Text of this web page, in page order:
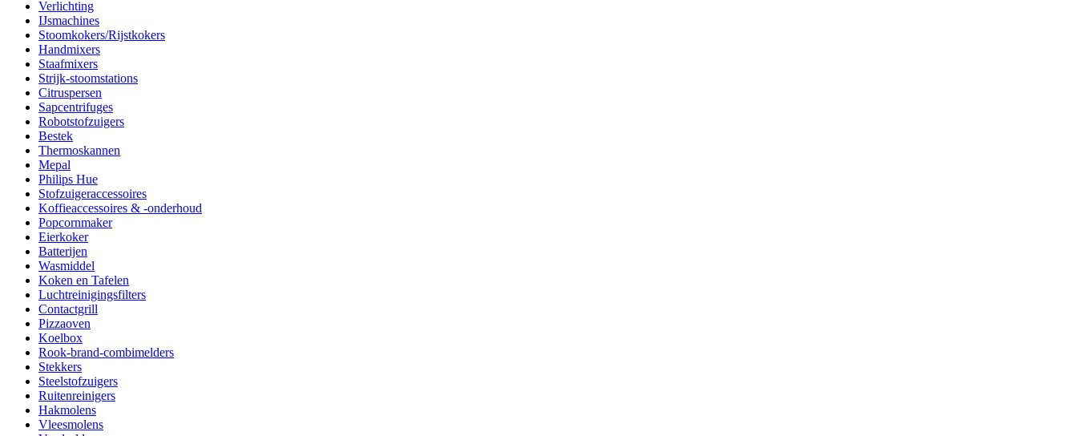
Verlichting
IJsmachines
Stoomkokers/Rijstkokers
Handmixers
Staafmixers
Strijk-stoomstations
Citruspersen
Sapcentrifuges
Robotstofzuigers
Bestek
Thermoskannen
Mepal
Philips Hue
Stofzuigeraccessoires
Koffieaccessoires & -onderhoud
Popcornmaker
Eierkoker
Batterijen
Wasmiddel
Koken en Tafelen
Luchtreinigingsfilters
Contactgrill
Pizzaoven
Koelbox
Rook-brand-combimelders
Stekkers
Steelstofzuigers
Ruitenreinigers
Hakmolens
Vleesmolens